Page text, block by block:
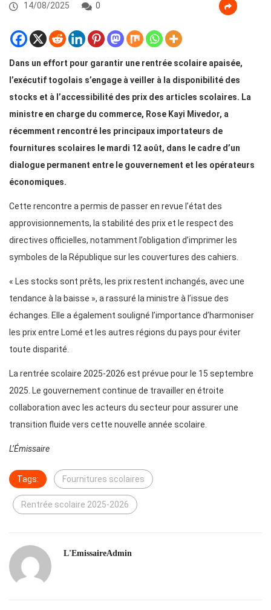
14/08/2025 0
Dans un effort pour garantir une rentrée scolaire apaisée,
l’exécutif togolais s’engage à veiller à la disponibilité des
stocks et à l’accessibilité des prix des articles scolaires. La
ministre en charge du commerce, Rose Kayi Mivedor, a
récemment rencontré les principaux importateurs de
fournitures scolaires le mardi 12 août, dans le cadre d’un
dialogue permanent entre le gouvernement et les opérateurs
économiques.
Cette rencontre a permis de passer en revue l’état des
approvisionnements, la stabilité des prix et le respect des
directives officielles, notamment l’obligation d’imprimer les
symboles de la République sur les couvertures des cahiers.
« Les stocks sont prêts, les prix restent inchangés, avec une
tendance à la baisse », a rassuré la ministre à l’issue des
échanges. Elle a également souligné l’importance d’harmoniser
les prix entre Lomé et les autres régions du pays pour éviter
toute disparité.
La rentrée scolaire 2025-2026 est prévue pour le 15 septembre
2025. Le gouvernement continue de travailler en étroite
collaboration avec les acteurs du secteur pour assurer une
transition fluide vers cette nouvelle année scolaire.
L’Émissaire
Tags: Fournitures scolaires
Rentrée scolaire 2025-2026
L'EmissaireAdmin